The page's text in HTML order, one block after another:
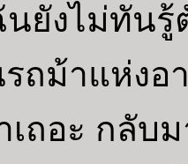
นยังไม่ทัน
ถม้าแห่งอ
เถอะ กลับ